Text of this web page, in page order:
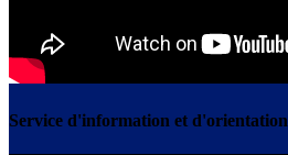
Service d'information et d'orientation